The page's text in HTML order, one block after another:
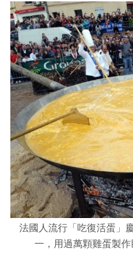
法國人流行「吃復活蛋」
一，用過萬顆雞蛋製作